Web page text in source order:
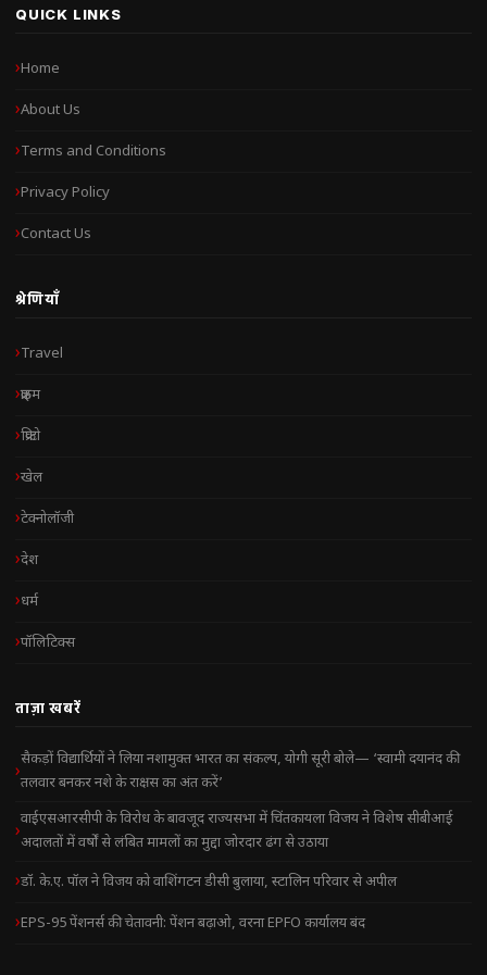
QUICK LINKS
Home
About Us
Terms and Conditions
Privacy Policy
Contact Us
श्रेणियाँ
Travel
क्राइम
क्रिप्टो
खेल
टेक्नोलॉजी
देश
धर्म
पॉलिटिक्स
ताज़ा खबरें
सैकड़ों विद्यार्थियों ने लिया नशामुक्त भारत का संकल्प, योगी सूरी बोले— ‘स्वामी दयानंद की
तलवार बनकर नशे के राक्षस का अंत करें’
वाईएसआरसीपी के विरोध के बावजूद राज्यसभा में चिंतकायला विजय ने विशेष सीबीआई
अदालतों में वर्षों से लंबित मामलों का मुद्दा जोरदार ढंग से उठाया
डॉ. के.ए. पॉल ने विजय को वाशिंगटन डीसी बुलाया, स्टालिन परिवार से अपील
EPS-95 पेंशनर्स की चेतावनी: पेंशन बढ़ाओ, वरना EPFO कार्यालय बंद